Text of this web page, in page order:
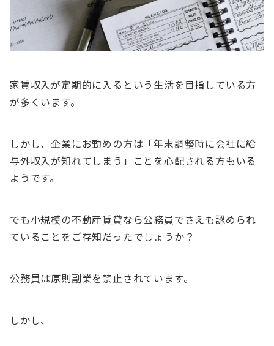
家賃収入が定期的に入るという生活を目指している方
が多くいます。
しかし、企業にお勤めの方は「年末調整時に会社に給
与外収入が知れてしまう」ことを心配される方もいる
ようです。
でも小規模の不動産賃貸なら公務員でさえも認められ
ていることをご存知だったでしょうか？
公務員は原則副業を禁止されています。
しかし、